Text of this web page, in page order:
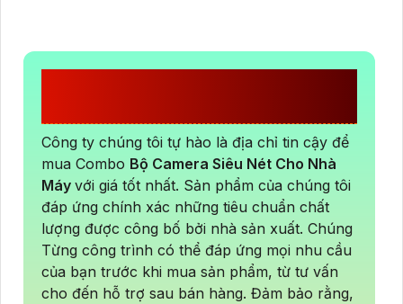
Công ty chúng tôi tự hào là địa chỉ tin cậy để
mua Combo Bộ Camera Siêu Nét Cho Nhà
Máy với giá tốt nhất. Sản phẩm của chúng tôi
đáp ứng chính xác những tiêu chuẩn chất
lượng được công bố bởi nhà sản xuất. Chúng
Từng công trình có thể đáp ứng mọi nhu cầu
của bạn trước khi mua sản phẩm, từ tư vấn
cho đến hỗ trợ sau bán hàng. Đảm bảo rằng,